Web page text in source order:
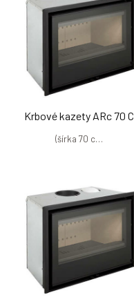
Krbové kazety ARc 70 C
(šírka 70 c…